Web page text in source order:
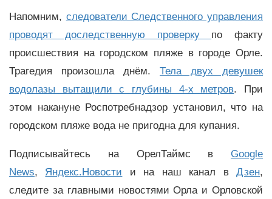
Напомним, следователи Следственного управления
проводят доследственную проверку по факту
происшествия на городском пляже в городе Орле.
Трагедия произошла днём. Тела двух девушек
водолазы вытащили с глубины 4-х метров. При
этом накануне Роспотребнадзор установил, что на
городском пляже вода не пригодна для купания.
Подписывайтесь на ОрелТаймс в Google
News, Яндекс.Новости и на наш канал вДзен,
следите за главными новостями Орла и Орловской